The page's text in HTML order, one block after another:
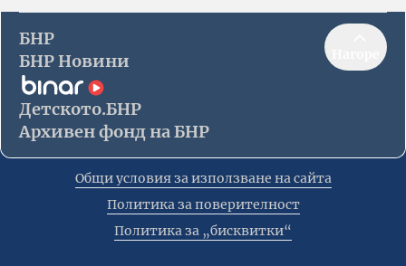
БНР
БНР Новини
Детското.БНР
Архивен фонд на БНР
Общи условия за използване на сайта
Политика за поверителност
Политика за „бисквитки“